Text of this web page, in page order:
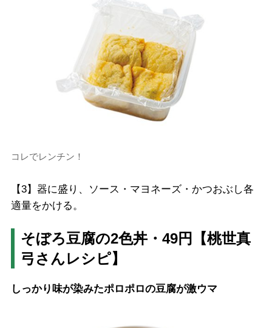
コレでレンチン！
【3】器に盛り、ソース・マヨネーズ・かつおぶし各
適量をかける。
そぼろ豆腐の2色丼・49円【桃世真
弓さんレシピ】
しっかり味が染みたポロポロの豆腐が激ウマ